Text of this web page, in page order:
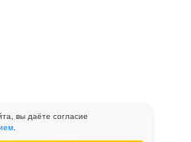
вы даёте согласие
.